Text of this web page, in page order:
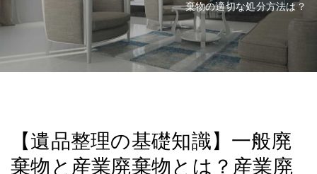
棄物の適切な処分方法は？
【遺品整理の基礎知識】一般廃
棄物と産業廃棄物とは？産業廃